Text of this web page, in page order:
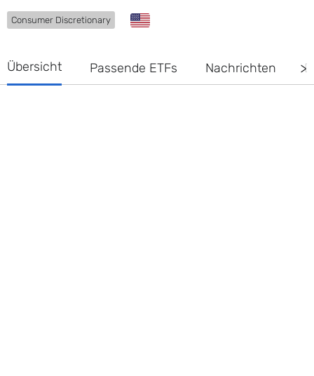
Consumer Discretionary
Übersicht Passende ETFs Nachrichten